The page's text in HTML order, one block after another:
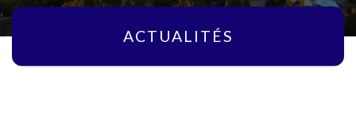
ACTUALITÉS